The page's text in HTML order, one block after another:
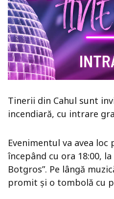
Tinerii din Cahul sunt
incendiară, cu intrare
Evenimentul va avea loc
începând cu ora 18:00,
Botgros”. Pe lângă
promit și o tombolă cu